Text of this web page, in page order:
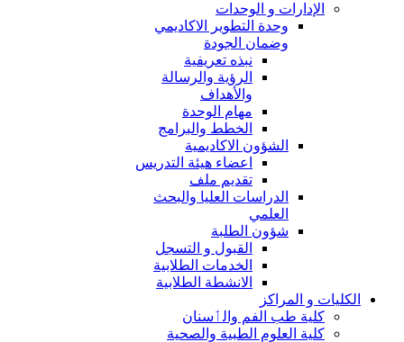
الإدارات و الوحدات
وحدة التطوير الاكاديمي
وضمان الجودة
نبذه تعريفية
الرؤية والرسالة
والأهداف
مهام الوحدة
الخطط والبرامج
الشؤون الاكاديمية
اعضاء هيئة التدريس
تقديم ملف
الدراسات العليا والبحث
العلمي
شؤون الطلبة
القبول و التسجل
الخدمات الطلابية
الانشطة الطلابية
الكليات و المراكز
كلية طب الفم والٲسنان
كلية العلوم الطبية والصحية